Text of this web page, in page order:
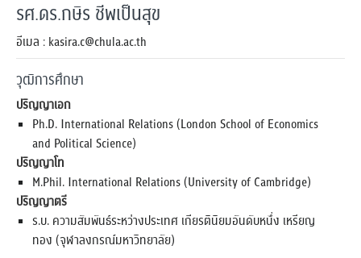
รศ.ดร.กษิร ชีพเป็นสุข
อีเมล : kasira.c@chula.ac.th
วุฒิการศึกษา
ปริญญาเอก
Ph.D. International Relations (London School of Economics
and Political Science)
ปริญญาโท
M.Phil. International Relations (University of Cambridge)
ปริญญาตรี
ร.บ. ความสัมพันธ์ระหว่างประเทศ เกียรตินิยมอันดับหนึ่ง เหรียญ
ทอง (จุฬาลงกรณ์มหาวิทยาลัย)